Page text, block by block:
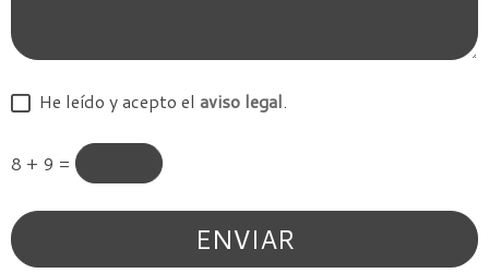
He leído y acepto el aviso legal.
8 + 9 =